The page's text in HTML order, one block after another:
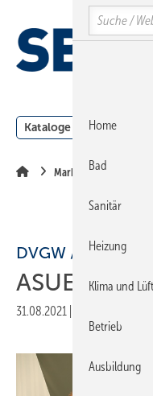
Hauptinhalt
Hauptmenü
SiteSearch
Kataloge Meldungen
Markt + Trends
DVGW / ASUE
ASUE wird
31.08.2021
Search
Home
Bad
Sanitär
Heizung
Klima und
Betrieb
Ausbildung